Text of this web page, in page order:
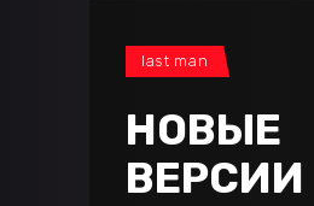
last man
НОВЫЕ
ВЕРСИИ